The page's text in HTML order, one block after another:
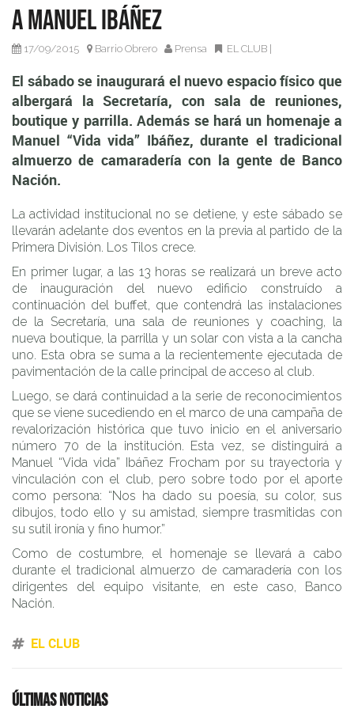
vida” Ibáñez, durante el tradicional almuerzo de
camaradería con la gente de Banco Nación.
a Manuel Ibáñez
17/09/2015 Barrio Obrero Prensa EL CLUB|
El sábado se inaugurará el nuevo espacio físico que
albergará la Secretaría, con sala de reuniones,
boutique y parrilla. Además se hará un homenaje a
Manuel “Vida vida” Ibáñez, durante el tradicional
almuerzo de camaradería con la gente de Banco
Nación.
La actividad institucional no se detiene, y este sábado se
llevarán adelante dos eventos en la previa al partido de la
Primera División. Los Tilos crece.
En primer lugar, a las 13 horas se realizará un breve acto
de inauguración del nuevo edificio construído a
continuación del buffet, que contendrá las instalaciones
de la Secretaría, una sala de reuniones y coaching, la
nueva boutique, la parrilla y un solar con vista a la cancha
uno. Esta obra se suma a la recientemente ejecutada de
pavimentación de la calle principal de acceso al club.
Luego, se dará continuidad a la serie de reconocimientos
que se viene sucediendo en el marco de una campaña de
revalorización histórica que tuvo inicio en el aniversario
número 70 de la institución. Esta vez, se distinguirá a
Manuel “Vida vida” Ibáñez Frocham por su trayectoria y
vinculación con el club, pero sobre todo por el aporte
como persona: “Nos ha dado su poesía, su color, sus
dibujos, todo ello y su amistad, siempre trasmitidas con
su sutil ironía y fino humor.”
Como de costumbre, el homenaje se llevará a cabo
durante el tradicional almuerzo de camaradería con los
dirigentes del equipo visitante, en este caso, Banco
Nación.
EL CLUB
Últimas noticias